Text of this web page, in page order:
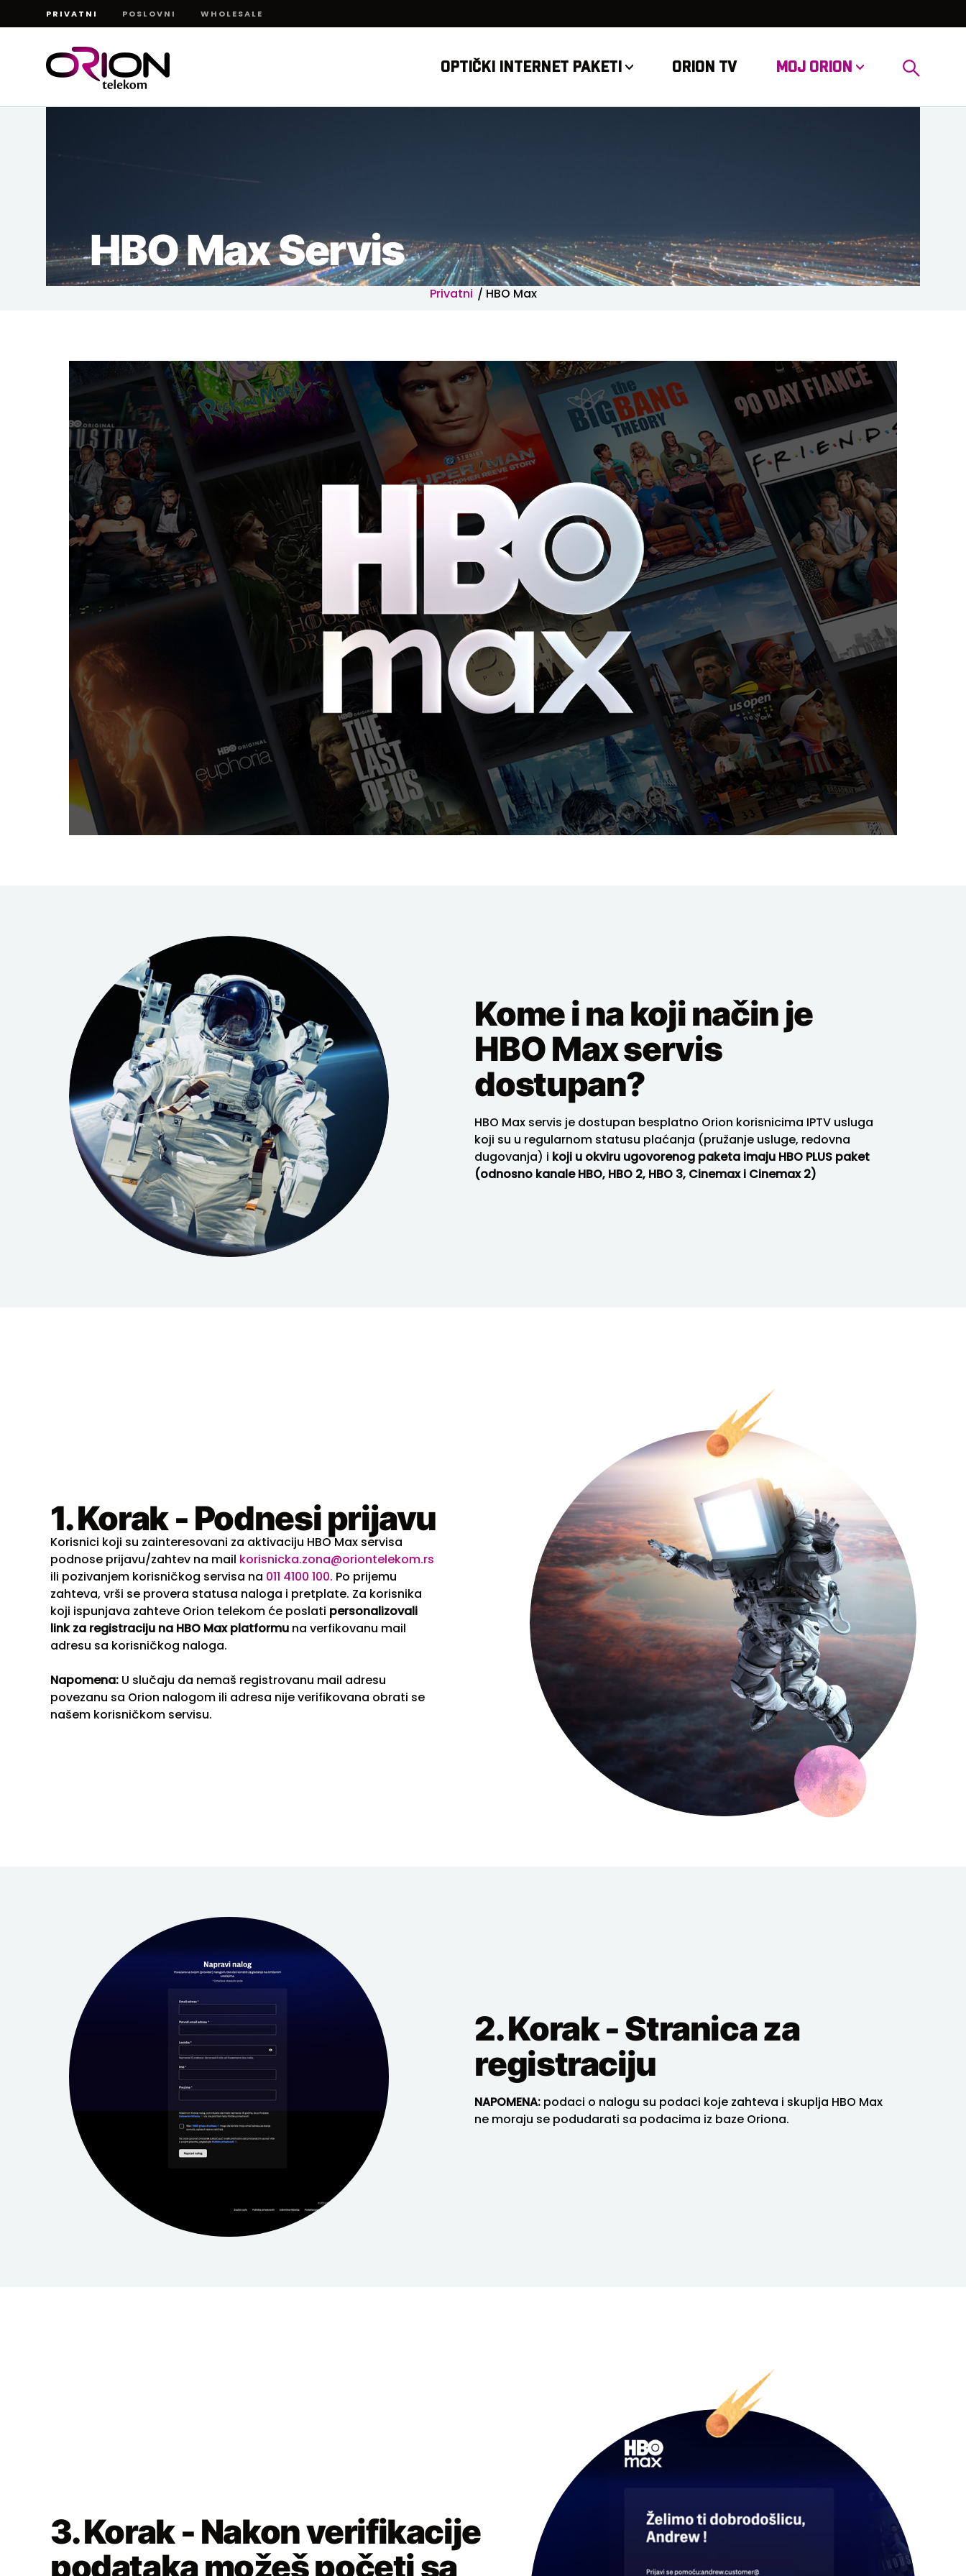
180+
PRIVATNI POSLOVNI WHOLESALE
OPTIČKI INTERNET PAKETI ORION TV MOJ ORION
HBO Max Servis
Privatni HBO Max
Kome i na koji način je
HBO Max servis
dostupan?
HBO Max servis je dostupan besplatno Orion korisnicima IPTV usluga
koji su u regularnom statusu plaćanja (pružanje usluge, redovna
dugovanja) i koji u okviru ugovorenog paketa imaju HBO PLUS paket
(odnosno kanale HBO, HBO 2, HBO 3, Cinemax i Cinemax 2)
1. Korak - Podnesi prijavu
Korisnici koji su zainteresovani za aktivaciju HBO Max servisa
podnose prijavu/zahtev na mail korisnicka.zona@oriontelekom.rs
ili pozivanjem korisničkog servisa na 011 4100 100. Po prijemu
zahteva, vrši se provera statusa naloga i pretplate. Za korisnika
koji ispunjava zahteve Orion telekom će poslati personalizovali
link za registraciju na HBO Max platformuna verfikovanu mail
adresu sa korisničkog naloga.
Napomena:U slučaju da nemaš registrovanu mail adresu
povezanu sa Orion nalogom ili adresa nije verifikovana obrati se
našem korisničkom servisu.
2. Korak - Stranica za
registraciju
NAPOMENA:podaci o nalogu su podaci koje zahteva i skuplja HBO Max
ne moraju se podudarati sa podacima iz baze Oriona.
3. Korak - Nakon verifikacije
podataka možeš početi sa